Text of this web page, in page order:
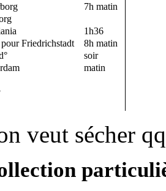
7h matin
1h36
Friedrichstadt
8h matin
soir
matin
veut sécher